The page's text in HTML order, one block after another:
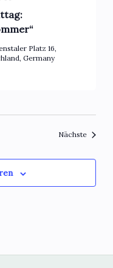
Platz 16,
Germany
Nächste